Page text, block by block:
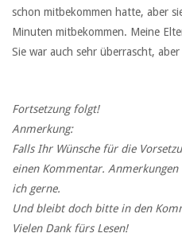
schon mitbekommen hatte, aber
Minuten mitbekommen. Meine
Sie war auch sehr überrascht,
Fortsetzung folgt!
Anmerkung:
Falls Ihr Wünsche für die
einen Kommentar.
ich gerne.
Und bleibt doch bitte in den
Vielen Dank fürs Lesen!